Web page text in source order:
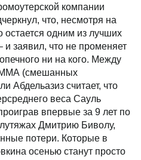
компании
что, несмотря на
одним из лучших
и заявил, что не променяет
ни на кого. Между
ММА (смешанных
Абдельазиз считает, что
веса Сауль
впервые за 9 лет по
Дмитрию Биволу,
потери. Которые в
осенью станут просто